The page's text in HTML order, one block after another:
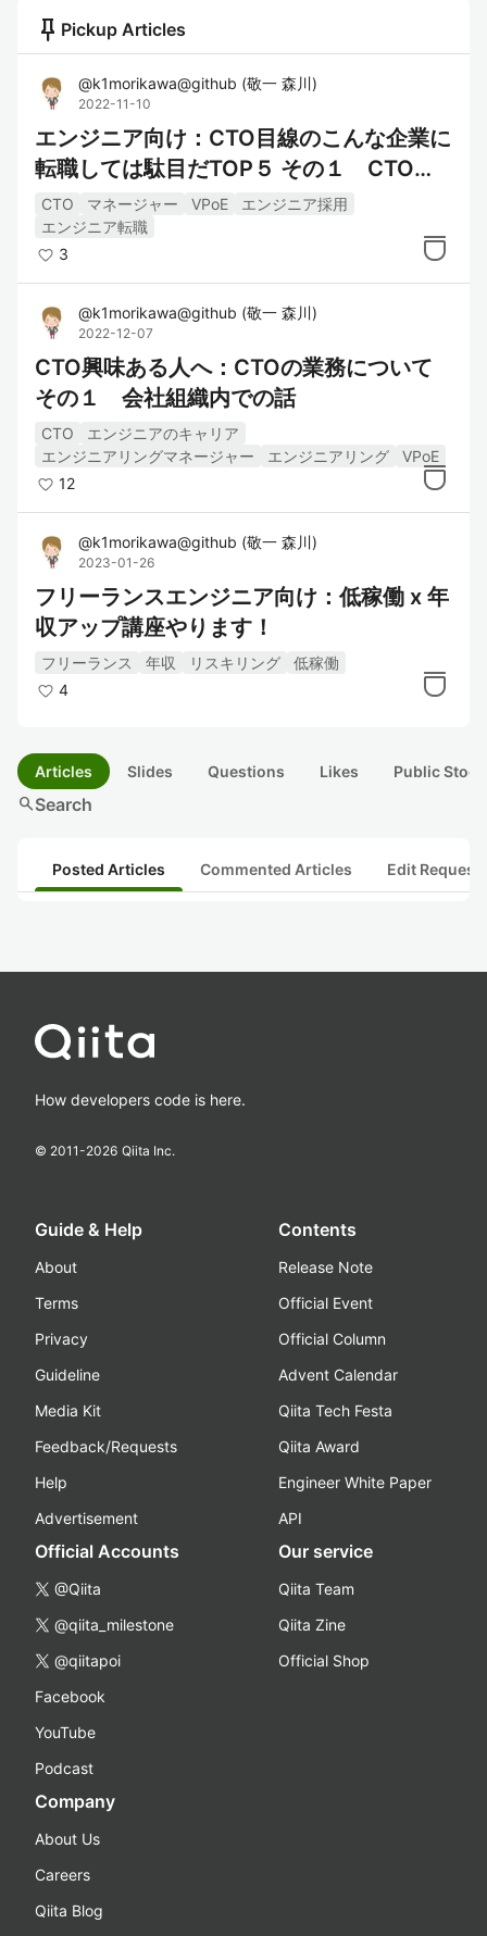
push_pin Pickup Articles
@k1morikawa@github (敬一 森川)
2022-11-10
エンジニア向け：CTO目線のこんな企業に
転職しては駄目だTOP５ その１ CTOが
居ない
CTO マネージャー VPoE
エンジニア採用
エンジニア転職
3
@k1morikawa@github (敬一 森川)
2022-12-07
CTO興味ある人へ：CTOの業務について
その１ 会社組織内での話
CTO
エンジニアのキャリア
エンジニアリングマネージャー
エンジニアリング
VPoE
12
@k1morikawa@github (敬一 森川)
2023-01-26
フリーランスエンジニア向け：低稼働 x 年
収アップ講座やります！
フリーランス 年収 リスキリング
低稼働
4
Articles Slides Questions Likes Public
searchSearch
Posted Articles Commented Articles Edit
How developers code is here.
© 2011-2026 Qiita Inc.
Guide & Help
About
Terms
Privacy
Guideline
Media Kit
Feedback/Requests
Help
Advertisement
Contents
Release Note
Official Event
Official Column
Advent Calendar
Qiita Tech Festa
Qiita Award
Engineer White Paper
API
Official Accounts
@Qiita
@qiita_milestone
@qiitapoi
Facebook
YouTube
Podcast
Our service
Qiita Team
Qiita Zine
Official Shop
Company
About Us
Careers
Qiita Blog